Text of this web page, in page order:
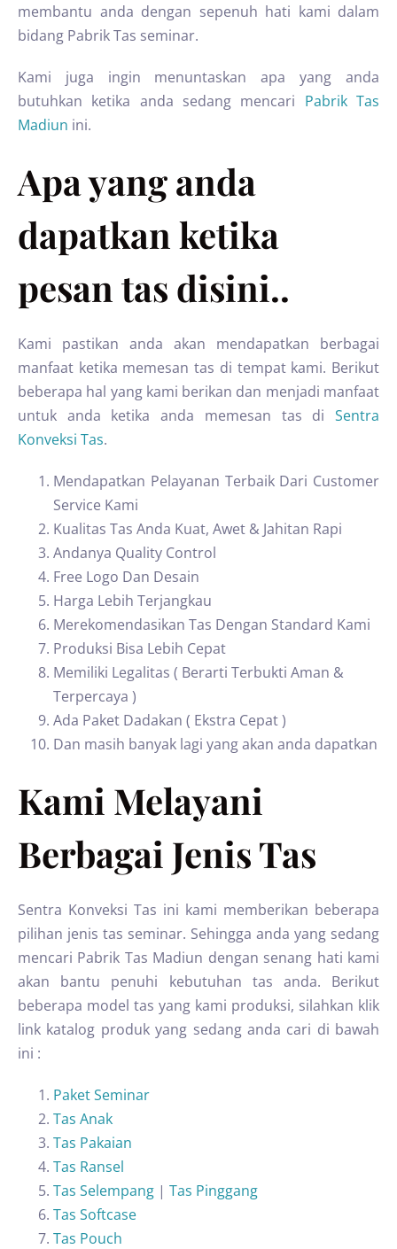
membantu anda dengan sepenuh hati kami dalam
bidang Pabrik Tas seminar.
Kami juga ingin menuntaskan apa yang anda
butuhkan ketika anda sedang mencari Pabrik Tas
Madiun ini.
Apa yang anda
dapatkan ketika
pesan tas disini..
Kami pastikan anda akan mendapatkan berbagai
manfaat ketika memesan tas di tempat kami. Berikut
beberapa hal yang kami berikan dan menjadi manfaat
untuk anda ketika anda memesan tas di Sentra
Konveksi Tas.
Mendapatkan Pelayanan Terbaik Dari Customer
Service Kami
Kualitas Tas Anda Kuat, Awet & Jahitan Rapi
Andanya Quality Control
Free Logo Dan Desain
Harga Lebih Terjangkau
Merekomendasikan Tas Dengan Standard Kami
Produksi Bisa Lebih Cepat
Memiliki Legalitas ( Berarti Terbukti Aman &
Terpercaya )
Ada Paket Dadakan ( Ekstra Cepat )
Dan masih banyak lagi yang akan anda dapatkan
Kami Melayani
Berbagai Jenis Tas
Sentra Konveksi Tas ini kami memberikan beberapa
pilihan jenis tas seminar. Sehingga anda yang sedang
mencari Pabrik Tas Madiun dengan senang hati kami
akan bantu penuhi kebutuhan tas anda. Berikut
beberapa model tas yang kami produksi, silahkan klik
link katalog produk yang sedang anda cari di bawah
ini :
Paket Seminar
Tas Anak
Tas Pakaian
Tas Ransel
Tas Selempang | Tas Pinggang
Tas Softcase
Tas Pouch